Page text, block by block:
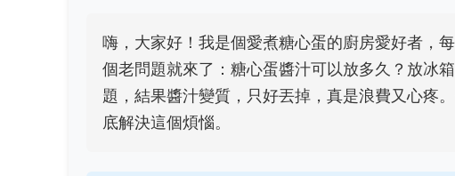
嗨，大家好！我是個愛煮糖心蛋的廚房愛好者，
個老問題就來了：糖心蛋醬汁可以放多久？放冰
題，結果醬汁變質，只好丟掉，真是浪費又心疼
底解決這個煩惱。